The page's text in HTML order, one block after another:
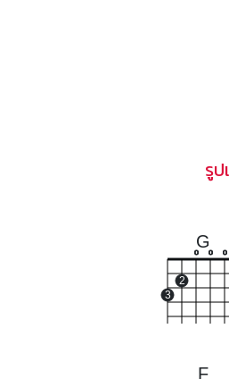
รู
G
3
2
o o o
F